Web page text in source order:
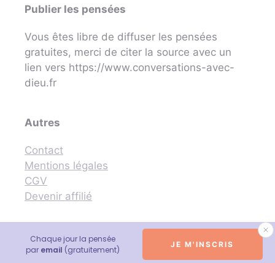
Publier les pensées
Vous êtes libre de diffuser les pensées
gratuites, merci de citer la source avec un
lien vers https://www.conversations-avec-
dieu.fr
Autres
Contact
Mentions légales
CGV
Devenir affilié
© 2026 Conversations avec Dieu - Neale Donald Walsch
Chaque jour la pensée
par email (gratuitement) JE M'INSCRIS